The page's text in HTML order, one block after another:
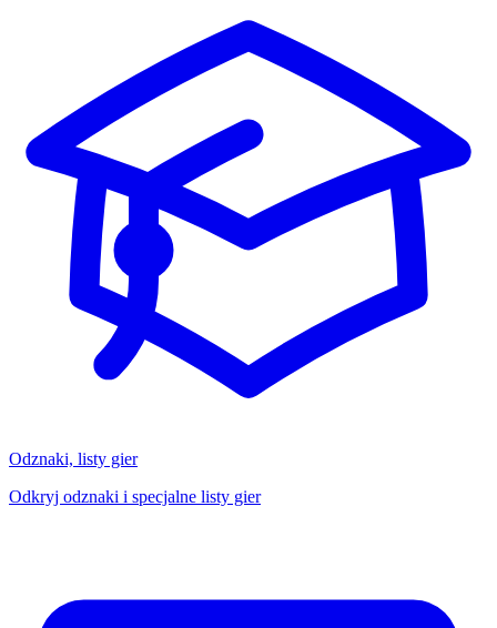
Odznaki, listy gier
Odkryj odznaki i specjalne listy gier